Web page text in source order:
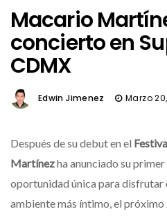
Macario
concierto en
CDMX
Edwin Jimenez Marzo
Después de su debut en el
Martínezha anunciado su
oportunidad única para disfrutar
ambiente más íntimo, el próximo